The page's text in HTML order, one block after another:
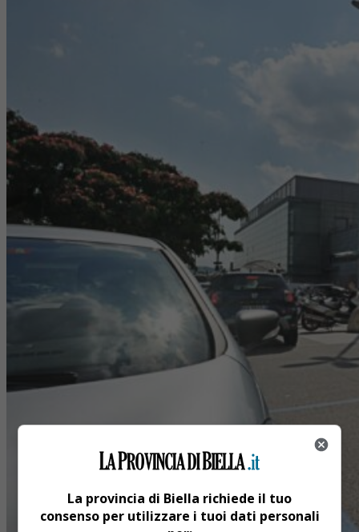
La provincia di Biella richiede il tuo
consenso per utilizzare i tuoi dati personali